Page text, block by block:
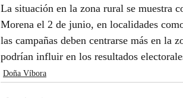
La situación en la zona rural se muestra
Morena el 2 de junio, en localidades
las campañas deben centrarse más en la
podrían influir en los resultados
Doña Víbora